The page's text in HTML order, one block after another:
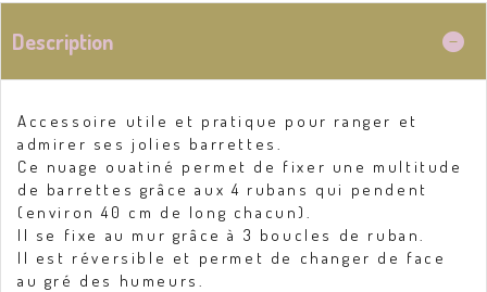
Description
Accessoire utile et pratique pour ranger et
admirer ses jolies barrettes.
Ce nuage ouatiné permet de fixer une multitude
de barrettes grâce aux 4 rubans qui pendent
(environ 40 cm de long chacun).
Il se fixe au mur grâce à 3 boucles de ruban.
Il est réversible et permet de changer de face
au gré des humeurs.